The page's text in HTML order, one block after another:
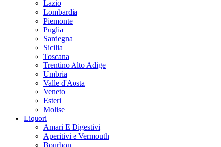
Lazio
Lombardia
Piemonte
Puglia
Sardegna
Sicilia
Toscana
Trentino Alto Adige
Umbria
Valle d'Aosta
Veneto
Esteri
Molise
Liquori
Amari E Digestivi
Aperitivi e Vermouth
Bourbon